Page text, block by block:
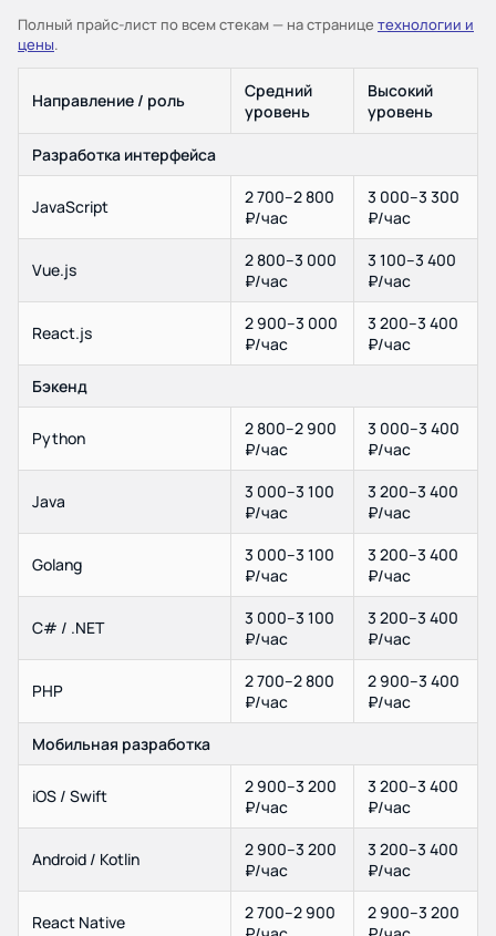
Полный прайс-лист по всем стекам — на странице технологии и
цены.
Направление / роль
Средний
уровень
Высокий
уровень
Разработка интерфейса
JavaScript
2 700–2 800
₽/час
3 000–3 300
₽/час
Vue.js
2 800–3 000
₽/час
3 100–3 400
₽/час
React.js
2 900–3 000
₽/час
3 200–3 400
₽/час
Бэкенд
Python
2 800–2 900
₽/час
3 000–3 400
₽/час
Java
3 000–3 100
₽/час
3 200–3 400
₽/час
Golang
3 000–3 100
₽/час
3 200–3 400
₽/час
C# / .NET
3 000–3 100
₽/час
3 200–3 400
₽/час
PHP
2 700–2 800
₽/час
2 900–3 400
₽/час
Мобильная разработка
iOS / Swift
2 900–3 200
₽/час
3 200–3 400
₽/час
Android / Kotlin
2 900–3 200
₽/час
3 200–3 400
₽/час
React Native
2 700–2 900
2 900–3 200